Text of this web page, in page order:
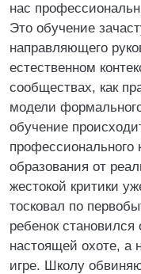
нас
Это обучение
направляющего
естественном
сообществах, как
модели
обучение
профессионального
образования от
жестокой критики
тосковал по
ребенок становился
настоящей охоте, а
игре. Школу